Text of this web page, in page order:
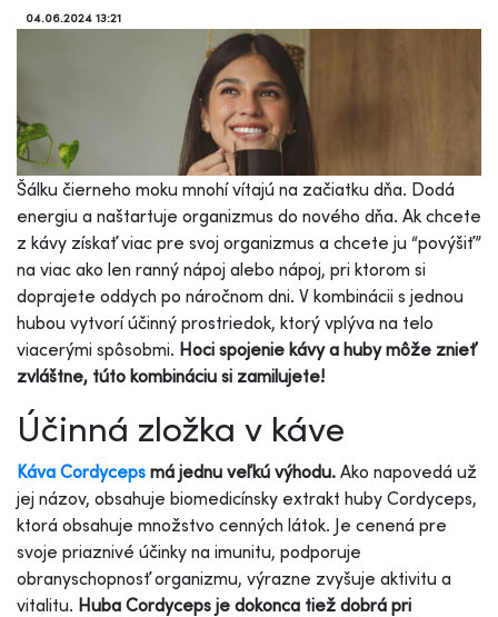
04.06.2024 13:21
Šálku čierneho moku mnohí vítajú na začiatku dňa. Dodá
energiu a naštartuje organizmus do nového dňa. Ak chcete
z kávy získať viac pre svoj organizmus a chcete ju “povýšiť”
na viac ako len ranný nápoj alebo nápoj, pri ktorom si
doprajete oddych po náročnom dni. V kombinácii s jednou
hubou vytvorí účinný prostriedok, ktorý vplýva na telo
viacerými spôsobmi. Hoci spojenie kávy a huby môže znieť
zvláštne, túto kombináciu si zamilujete!
Účinná zložka v káve
Káva Cordyceps má jednu veľkú výhodu. Ako napovedá už
jej názov, obsahuje biomedicínsky extrakt huby Cordyceps,
ktorá obsahuje množstvo cenných látok. Je cenená pre
svoje priaznivé účinky na imunitu, podporuje
obranyschopnosť organizmu, výrazne zvyšuje aktivitu a
vitalitu. Huba Cordyceps je dokonca tiež dobrá pri